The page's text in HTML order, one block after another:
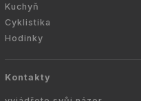
Kuchyň
Cyklistika
Hodinky
Kontakty